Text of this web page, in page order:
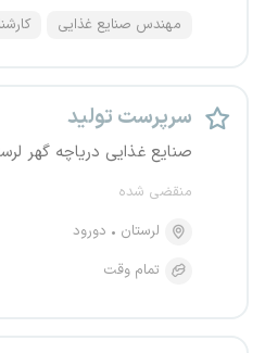
مهندس صنایع غذایی
سرپرست تولید
صنایع غذایی دریاچه گهر
منقضی شده
لرستان
دورود
تمام وقت